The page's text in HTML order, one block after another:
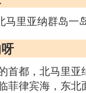
里亚纳群岛一
首都，北马里
律宾海，东北